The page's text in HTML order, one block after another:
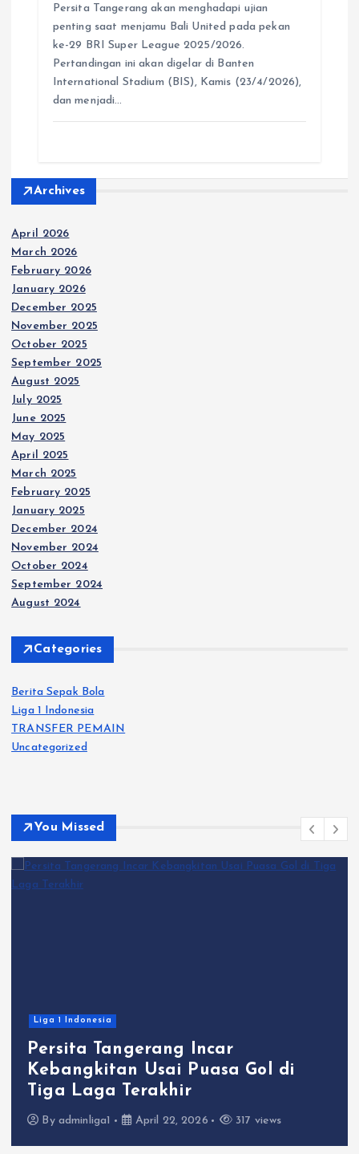
a
t
s
A
p
p
c
e
b
o
o
k
s
s
e
n
g
l
e
g
r
a
y
p
e
n
e
Persita Tangerang akan menghadapi ujian
penting saat menjamu Bali United pada pekan
ke-29 BRI Super League 2025/2026.
Pertandingan ini akan digelar di Banten
International Stadium (BIS), Kamis (23/4/2026),
dan menjadi…
Archives
April 2026
March 2026
February 2026
January 2026
December 2025
November 2025
October 2025
September 2025
August 2025
July 2025
June 2025
May 2025
April 2025
March 2025
February 2025
January 2025
December 2024
November 2024
October 2024
September 2024
August 2024
Categories
Berita Sepak Bola
Liga 1 Indonesia
TRANSFER PEMAIN
Uncategorized
You Missed
Liga 1 Indonesia
Persita Tangerang Incar
Kebangkitan Usai Puasa Gol di
Tiga Laga Terakhir
By adminliga1 April 22, 2026 317 views